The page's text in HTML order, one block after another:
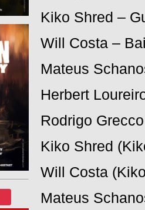
Kiko Shred –
Will Costa –
Mateus
Herbert
Rodrigo
Kiko Shred
Will Costa
Mateus